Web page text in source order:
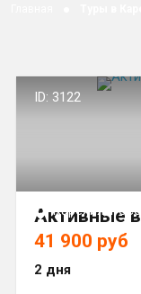
ID: 3122
Карелия,
Активные
41 900 руб
2 дня